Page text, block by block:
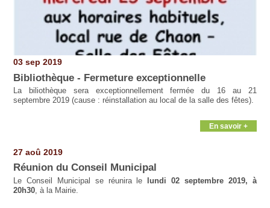
03 sep 2019
Bibliothèque - Fermeture exceptionnelle
La biliothèque sera exceptionnellement fermée du 16 au 21
septembre 2019 (cause : réinstallation au local de la salle des fêtes).
En savoir +
27 aoû 2019
Réunion du Conseil Municipal
Le Conseil Municipal se réunira le lundi 02 septembre 2019, à
20h30, à la Mairie.